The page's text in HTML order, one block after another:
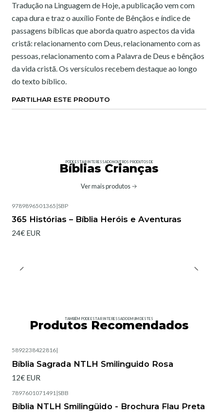
Tradução na Linguagem de Hoje, a publicação vem com
capa dura e traz o auxílio Fonte de Bênçãos e índice de
passagens bíblicas que aborda quatro aspectos da vida
cristã: relacionamento com Deus, relacionamento com as
pessoas, relacionamento com a Palavra de Deus e bênçãos
da vida cristã. Os versículos recebem destaque ao longo
do texto bíblico.
PARTILHAR ESTE PRODUTO
PODE ESTAR INTERESSADO NOUTROS PRODUTOS DE
Bíblias Crianças
Ver mais produtos
9789896501365 |SBP
365 Histórias – Bíblia Heróis e Aventuras
24€ EUR
TAMBÉM PODE ESTAR INTERESSADO EM UM DESTES
Produtos Recomendados
5892238422816|
Bíblia Sagrada NTLH Smilinguido Rosa
12€ EUR
7897601071491 |SBB
Bíblia NTLH Smilingüido - Brochura Flau Preta